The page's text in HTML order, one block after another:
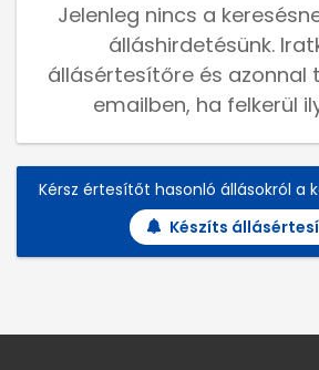
Jelenleg nincs a
álláshirdetésünk.
állásértesítőre és azonnal
emailben, ha felkerül
Kérsz értesítőt hasonló állásokról a
Készíts